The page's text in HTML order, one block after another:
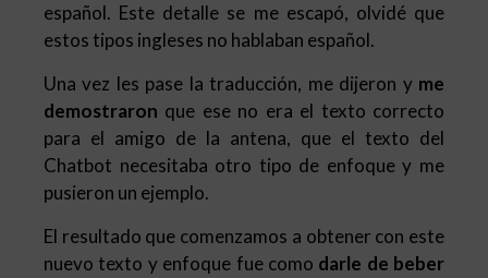
español. Este detalle se me escapó, olvidé que
estos tipos ingleses no hablaban español.
Una vez les pase la traducción, me dijeron y me
demostraron que ese no era el texto correcto
para el amigo de la antena, que el texto del
Chatbot necesitaba otro tipo de enfoque y me
pusieron un ejemplo.
El resultado que comenzamos a obtener con este
nuevo texto y enfoque fue como darle de beber